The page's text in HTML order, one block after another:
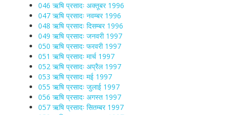
046 ऋषि प्रसादः अक्तूबर 1996
047 ऋषि प्रसादः नवम्बर 1996
048 ऋषि प्रसादः दिसम्बर 1996
049 ऋषि प्रसादः जनवरी 1997
050 ऋषि प्रसादः फरवरी 1997
051 ऋषि प्रसादः मार्च 1997
052 ऋषि प्रसादः अप्रैल 1997
053 ऋषि प्रसादः मई 1997
055 ऋषि प्रसादः जुलाई 1997
056 ऋषि प्रसादः अगस्त 1997
057 ऋषि प्रसादः सितम्बर 1997